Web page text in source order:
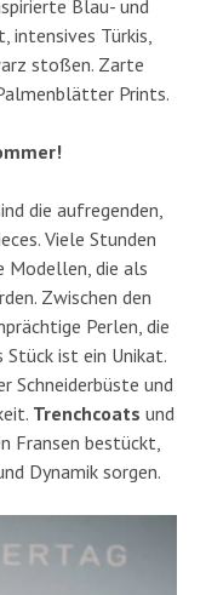
Blau- und
intensives Türkis,
stoßen. Zarte
Prints.
die aufregenden,
Viele Stunden
Modellen, die als
Zwischen den
Perlen, die
Stück ist ein Unikat.
Schneiderbüste und
Trenchcoats und
Fransen bestückt,
Dynamik sorgen.